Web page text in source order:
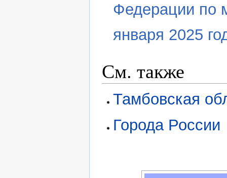
Федерации по
января 2025
См. также
Тамбовская
Города России